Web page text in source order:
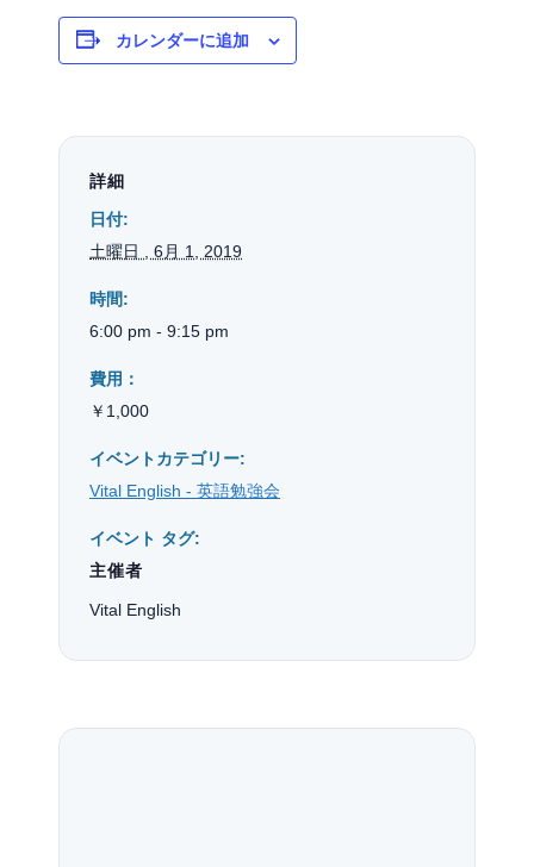
カレンダーに追加
詳細
日付:
土曜日 , 6月 1, 2019
時間:
6:00 pm - 9:15 pm
費用：
￥1,000
イベントカテゴリー:
Vital English - 英語勉強会
イベント タグ:
主催者
Vital English